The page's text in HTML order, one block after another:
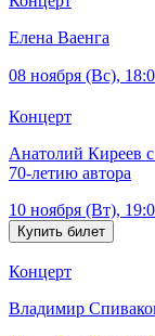
Елена Ваенга
08 ноября (Вс),
Концерт
Анатолий Киреев
70-летию автора
10 ноября (Вт),
Концерт
Владимир